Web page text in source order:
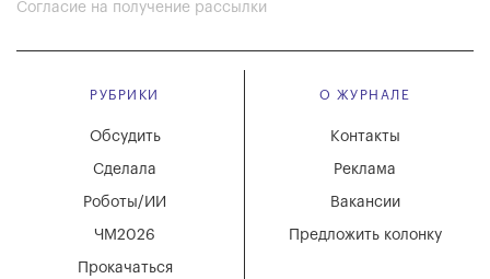
Согласие на получение рассылки
РУБРИКИ
Обсудить
Сделала
Роботы/ИИ
ЧМ2026
Прокачаться
О ЖУРНАЛЕ
Вакансии
Реклама
Контакты
Предложить колонку